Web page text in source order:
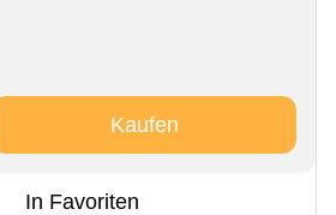
Kaufen
In Favoriten